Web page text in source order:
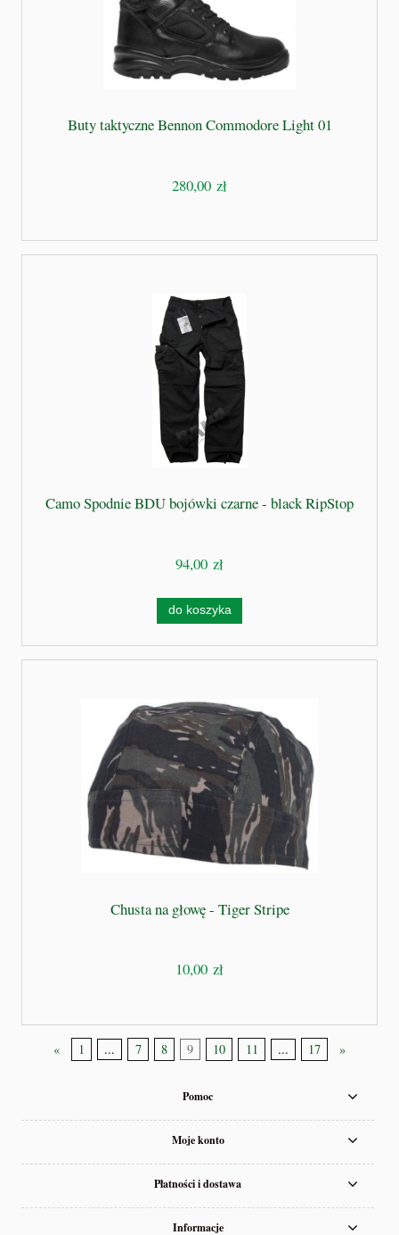
Buty taktyczne Bennon Commodore Light 01
280,00 zł
Camo Spodnie BDU bojówki czarne - black RipStop
94,00 zł
do koszyka
Chusta na głowę - Tiger Stripe
10,00 zł
« 1 ... 7 8 9 10 11 ... 17 »
Pomoc
Moje konto
Płatności i dostawa
Informacje